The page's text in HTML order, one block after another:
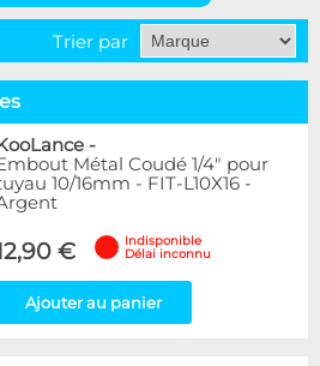
4
1
46
5
1
Trier par
-
Métal Coudé 1/4" pour
10/16mm - FIT-L10X16 -
€
Indisponible
Délai inconnu
Ajouter au panier